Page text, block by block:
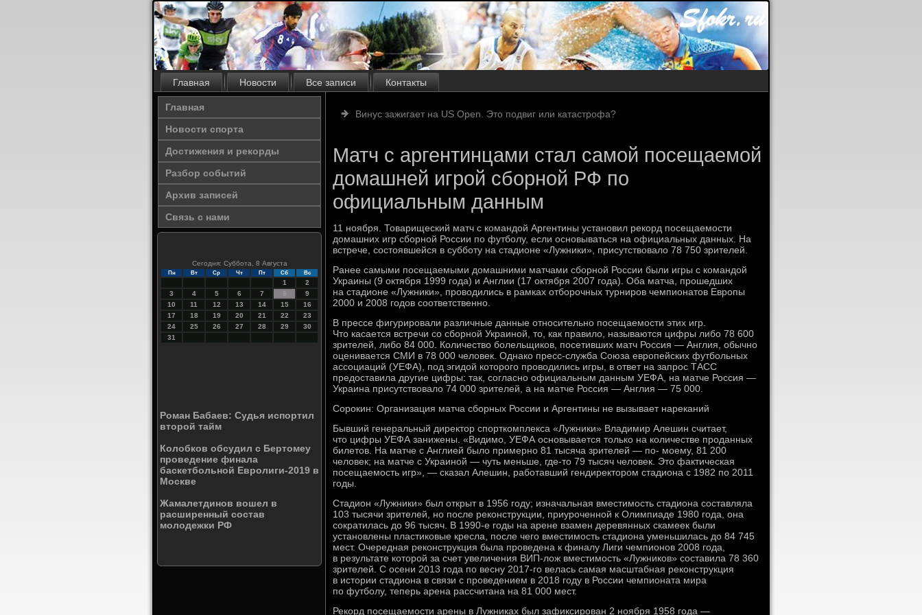
Главная Новости Все записи Контакты
Главная
Новости спорта
Достижения и рекорды
Разбор событий
Архив записей
Связь с нами
Сегодня: Суббота, 8 Августа
Пн Вт Ср Чт Пт Сб Вс
1
2
3
4 5 6 7 8
9
10
11 12 13 14 15
16
17
18 19 20 21 22
23
24
25 26 27 28 29
30
31
Роман Бабаев: Судья испортил
второй тайм
Колобков обсудил с Бертомеу
проведение финала
баскетбольной Евролиги-2019 в
Москве
Жамалетдинов вошел в
расширенный состав
молодежки РФ
Винус зажигает на US Open. Это подвиг или катастрофа?
Матч с аргентинцами стал самой посещаемой
домашней игрой сборной РФ по
официальным данным
11 ноября. Товарищеский матч с командой Аргентины установил рекорд посещаемости
домашних игр сборной России по футболу, если основываться на официальных данных. На
встрече, состоявшейся в субботу на стадионе «Лужники», присутствовало 78 750 зрителей.
Ранее самыми посещаемыми домашними матчами сборной России были игры с командой
Украины (9 октября 1999 года) и Англии (17 октября 2007 года). Оба матча, прошедших
на стадионе «Лужники», проводились в рамках отборочных турниров чемпионатов Европы
2000 и 2008 годов соответственно.
В прессе фигурировали различные данные относительно посещаемости этих игр.
Что касается встречи со сборной Украиной, то, как правило, называются цифры либо 78 600
зрителей, либо 84 000. Количество болельщиков, посетивших матч Россия — Англия, обычно
оценивается СМИ в 78 000 человек. Однако пресс-служба Союза европейских футбольных
ассоциаций (УЕФА), под эгидой которого проводились игры, в ответ на запрос ТАСС
предоставила другие цифры: так, согласно официальным данным УЕФА, на матче Россия —
Украина присутствовало 74 000 зрителей, а на матче Россия — Англия — 75 000.
Сорокин: Организация матча сборных России и Аргентины не вызывает нареканий
Бывший генеральный директор спорткомплекса «Лужники» Владимир Алешин считает,
что цифры УЕФА занижены. «Видимо, УЕФА основывается только на количестве проданных
билетов. На матче с Англией было примерно 81 тысяча зрителей — по- моему, 81 200
человек; на матче с Украиной — чуть меньше, где-то 79 тысяч человек. Это фактическая
посещаемость игр», — сказал Алешин, работавший гендиректором стадиона с 1982 по 2011
годы.
Стадион «Лужники» был открыт в 1956 году; изначальная вместимость стадиона составляла
103 тысячи зрителей, но после реконструкции, приуроченной к Олимпиаде 1980 года, она
сократилась до 96 тысяч. В 1990-е годы на арене взамен деревянных скамеек были
установлены пластиковые кресла, после чего вместимость стадиона уменьшилась до 84 745
мест. Очередная реконструкция была проведена к финалу Лиги чемпионов 2008 года,
в результате которой за счет увеличения ВИП-лож вместимость «Лужников» составила 78 360
зрителей. С осени 2013 года по весну 2017-го велась самая масштабная реконструкция
в истории стадиона в связи с проведением в 2018 году в России чемпионата мира
по футболу, теперь арена рассчитана на 81 000 мест.
Рекорд посещаемости арены в Лужниках был зафиксирован 2 ноября 1958 года —